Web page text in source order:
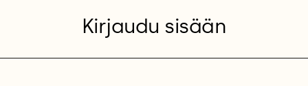
Kirjaudu sisään